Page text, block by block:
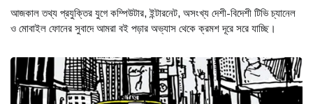
আজকাল তথ্য প্রযুক্তির যুগে কম্পিউটার, ইন্টারনেট, অসংখ্য দেশী-বিদেশী টিভি চ্যানেল
ও মোবাইল ফোনের সুবাদে আমরা বই পড়ার অভ্যাস থেকে ক্রমশ দূরে সরে যাচ্ছি।